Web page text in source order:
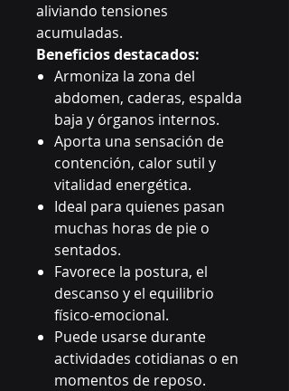
aliviando tensiones
acumuladas.
Beneficios destacados:
Armoniza la zona del
abdomen, caderas, espalda
baja y órganos internos.
Aporta una sensación de
contención, calor sutil y
vitalidad energética.
Ideal para quienes pasan
muchas horas de pie o
sentados.
Favorece la postura, el
descanso y el equilibrio
físico-emocional.
Puede usarse durante
actividades cotidianas o en
momentos de reposo.